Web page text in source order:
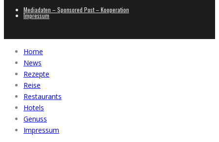
Mediadaten – Sponsored Post – Kooperation
Impressum
Home
News
Rezepte
Reise
Restaurants
Hotels
Genuss
Impressum